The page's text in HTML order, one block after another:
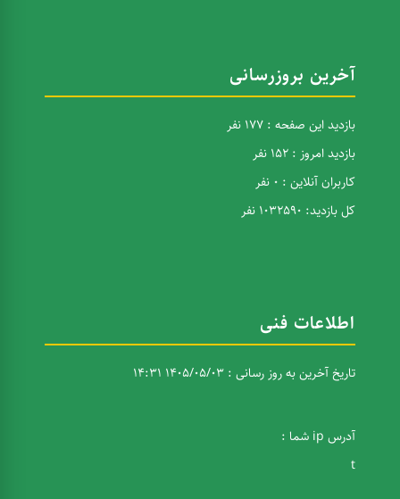
آخرین بروزرسانی
بازدید این صفحه : 177 نفر
بازدید امروز : 152 نفر
کاربران آنلاین : 0 نفر
کل بازدید: 1032590 نفر
اطلاعات فنی
تاریخ آخرین به روز رسانی : 1405/05/03 14:31
آدرس ip شما :
t